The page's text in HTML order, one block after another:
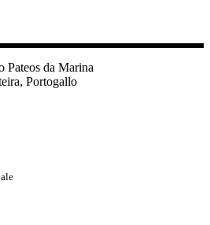
Pateos da Marina
Portogallo